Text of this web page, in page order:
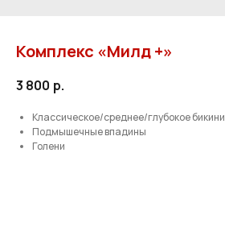
Комплекс «Милд +»
3 800 р.
Классическое/среднее/глубокое бикини
Подмышечные впадины
Голени